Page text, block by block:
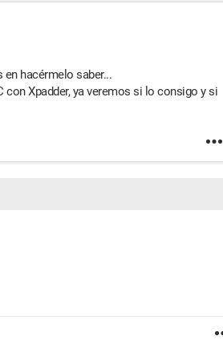
en hacérmelo saber...
Xpadder, ya veremos si lo consigo y si